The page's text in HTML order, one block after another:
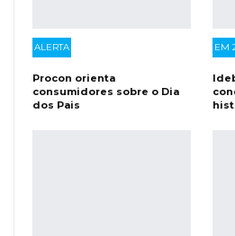
ALERTA
Procon orienta
consumidores sobre o Dia
dos Pais
EM